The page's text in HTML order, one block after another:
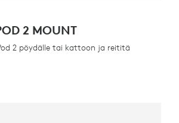
2 MOUNT
2 pöydälle tai kattoon ja reititä